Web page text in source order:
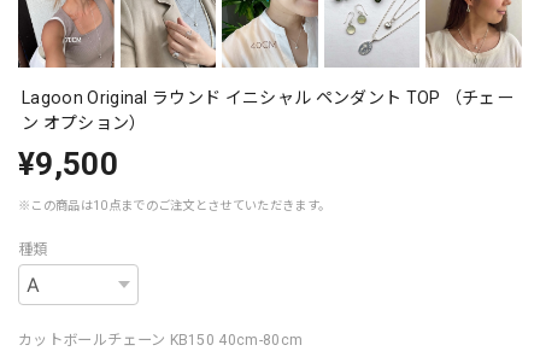
Lagoon Original ラウンド イニシャル ペンダント TOP （チェー
ン オプション）
¥9,500
※この商品は10点までのご注文とさせていただきます。
種類
カットボールチェーン KB150 40cm-80cm